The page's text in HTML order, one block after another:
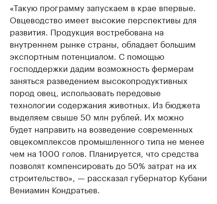
«Такую программу запускаем в крае впервые.
Овцеводство имеет высокие перспективы для
развития. Продукция востребована на
внутреннем рынке страны, обладает большим
экспортным потенциалом. С помощью
господдержки дадим возможность фермерам
заняться разведением высокопродуктивных
пород овец, использовать передовые
технологии содержания животных. Из бюджета
выделяем свыше 50 млн рублей. Их можно
будет направить на возведение современных
овцекомплексов промышленного типа не менее
чем на 1000 голов. Планируется, что средства
позволят компенсировать до 50% затрат на их
строительство», — рассказал губернатор Кубани
Вениамин Кондратьев.